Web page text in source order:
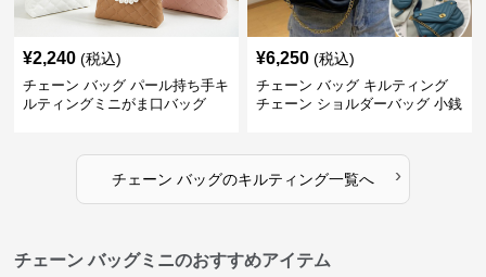
¥2,240 (税込)
チェーン バッグ パール持ち手キ
ルティングミニがま口バッグ
¥6,250 (税込)
チェーン バッグ キルティング
チェーン ショルダーバッグ 小銭
チェーン バッグのキルティング一覧へ ›
チェーン バッグミニのおすすめアイテム